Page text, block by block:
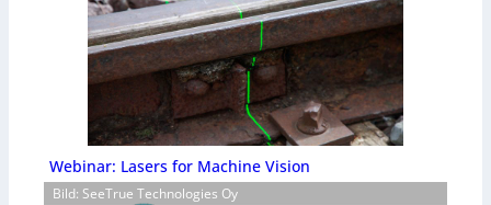
Webinar: Lasers for Machine Vision
Bild: SeeTrue Technologies Oy